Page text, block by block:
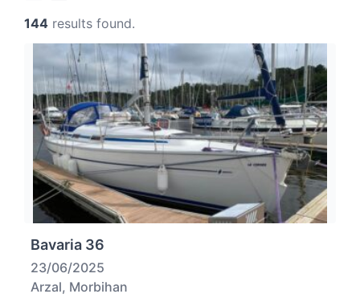
144 results found.
Bavaria 36
23/06/2025
Arzal, Morbihan